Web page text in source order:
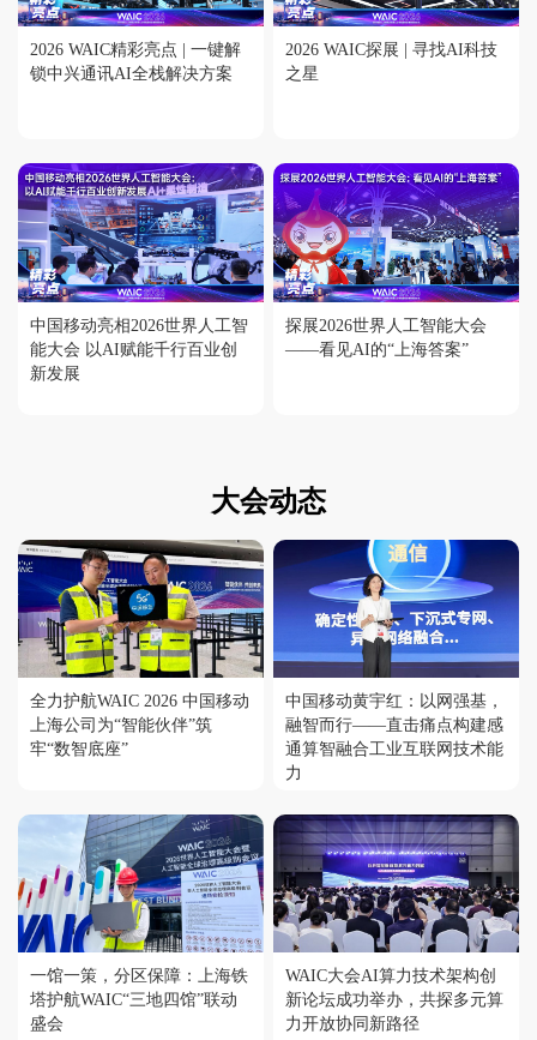
2026 WAIC精彩亮点 | 一键解
锁中兴通讯AI全栈解决方案
2026 WAIC探展 | 寻找AI科技
之星
中国移动亮相2026世界人工智
能大会 以AI赋能千行百业创
新发展
探展2026世界人工智能大会
——看见AI的“上海答案”
大会动态
全力护航WAIC 2026 中国移动
上海公司为“智能伙伴”筑
牢“数智底座”
中国移动黄宇红：以网强基，
融智而行——直击痛点构建感
通算智融合工业互联网技术能
力
一馆一策，分区保障：上海铁
塔护航WAIC“三地四馆”联动
盛会
WAIC大会AI算力技术架构创
新论坛成功举办，共探多元算
力开放协同新路径